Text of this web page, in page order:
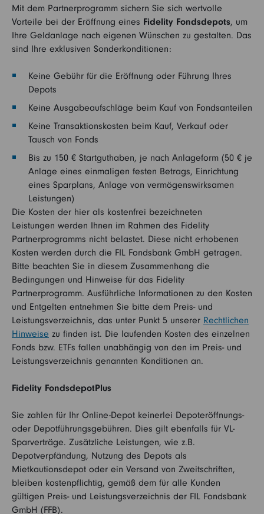
Mit dem Partnerprogramm sichern Sie sich wertvolle
Vorteile bei der Eröffnung eines Fidelity Fondsdepots, um
Ihre Geldanlage nach eigenen Wünschen zu gestalten. Das
sind Ihre exklusiven Sonderkonditionen:
Keine Gebühr für die Eröffnung oder Führung Ihres
Depots
Keine Ausgabeaufschläge beim Kauf von Fondsanteilen
Keine Transaktionskosten beim Kauf, Verkauf oder
Tausch von Fonds
Bis zu 150 € Startguthaben, je nach Anlageform (50 € je
Anlage eines einmaligen festen Betrags, Einrichtung
eines Sparplans, Anlage von vermögenswirksamen
Leistungen)
Die Kosten der hier als kostenfrei bezeichneten
Leistungen werden Ihnen im Rahmen des Fidelity
Partnerprogramms nicht belastet. Diese nicht erhobenen
Kosten werden durch die FIL Fondsbank GmbH getragen.
Bitte beachten Sie in diesem Zusammenhang die
Bedingungen und Hinweise für das Fidelity
Partnerprogramm. Ausführliche Informationen zu den Kosten
und Entgelten entnehmen Sie bitte dem Preis- und
Leistungsverzeichnis, das unter Punkt 5 unserer Rechtlichen
Hinweise zu finden ist. Die laufenden Kosten des einzelnen
Fonds bzw. ETFs fallen unabhängig von den im Preis- und
Leistungsverzeichnis genannten Konditionen an.
Fidelity FondsdepotPlus
Sie zahlen für Ihr Online-Depot keinerlei Depoteröffnungs-
oder Depotführungsgebühren. Dies gilt ebenfalls für VL-
Sparverträge. Zusätzliche Leistungen, wie z.B.
Depotverpfändung, Nutzung des Depots als
Mietkautionsdepot oder ein Versand von Zweitschriften,
bleiben kostenpflichtig, gemäß dem für alle Kunden
gültigen Preis- und Leistungsverzeichnis der FIL Fondsbank
GmbH (FFB).